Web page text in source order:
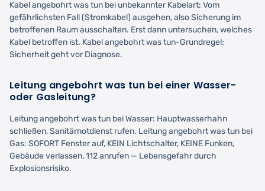
Kabel angebohrt was tun bei unbekannter Kabelart: Vom
gefährlichsten Fall (Stromkabel) ausgehen, also Sicherung im
betroffenen Raum ausschalten. Erst dann untersuchen, welches
Kabel betroffen ist. Kabel angebohrt was tun-Grundregel:
Sicherheit geht vor Diagnose.
Leitung angebohrt was tun bei einer Wasser-
oder Gasleitung?
Leitung angebohrt was tun bei Wasser: Hauptwasserhahn
schließen, Sanitärnotdienst rufen. Leitung angebohrt was tun bei
Gas: SOFORT Fenster auf, KEIN Lichtschalter, KEINE Funken,
Gebäude verlassen, 112 anrufen — Lebensgefahr durch
Explosionsrisiko.